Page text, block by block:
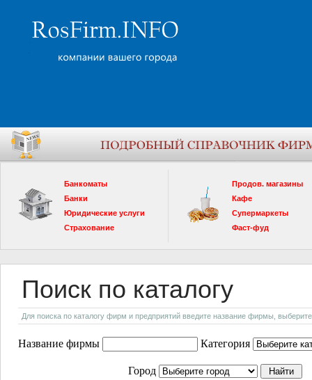
Банкоматы
Банки
Юридические услуги
Страхование
Продов. магазины
Кафе
Супермаркеты
Фаст-фуд
Поиск по каталогу
Для поиска по каталогу фирм и предприятий введите название фирмы, выберите
Название фирмы Категория
Город